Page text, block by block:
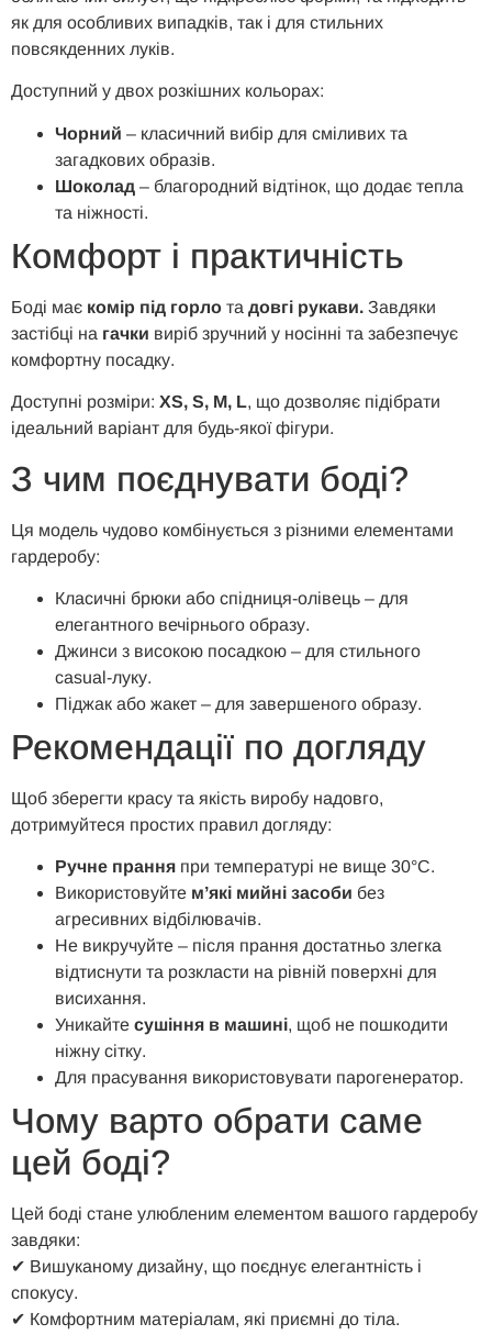
як для особливих випадків, так і для стильних
повсякденних луків.
Доступний у двох розкішних кольорах:
Чорний – класичний вибір для сміливих та
загадкових образів.
Шоколад – благородний відтінок, що додає тепла
та ніжності.
Комфорт і практичність
Боді має комір під горло та довгі рукави. Завдяки
застібці на гачки виріб зручний у носінні та забезпечує
комфортну посадку.
Доступні розміри: XS, S, M, L, що дозволяє підібрати
ідеальний варіант для будь-якої фігури.
З чим поєднувати боді?
Ця модель чудово комбінується з різними елементами
гардеробу:
Класичні брюки або спідниця-олівець – для
елегантного вечірнього образу.
Джинси з високою посадкою – для стильного
casual-луку.
Піджак або жакет – для завершеного образу.
Рекомендації по догляду
Щоб зберегти красу та якість виробу надовго,
дотримуйтеся простих правил догляду:
Ручне прання при температурі не вище 30°C.
Використовуйте м’які мийні засоби без
агресивних відбілювачів.
Не викручуйте – після прання достатньо злегка
відтиснути та розкласти на рівній поверхні для
висихання.
Уникайте сушіння в машині, щоб не пошкодити
ніжну сітку.
Для прасування використовувати парогенератор.
Чому варто обрати саме
цей боді?
Цей боді стане улюбленим елементом вашого гардеробу
завдяки:
✔ Вишуканому дизайну, що поєднує елегантність і
спокусу.
✔ Комфортним матеріалам, які приємні до тіла.